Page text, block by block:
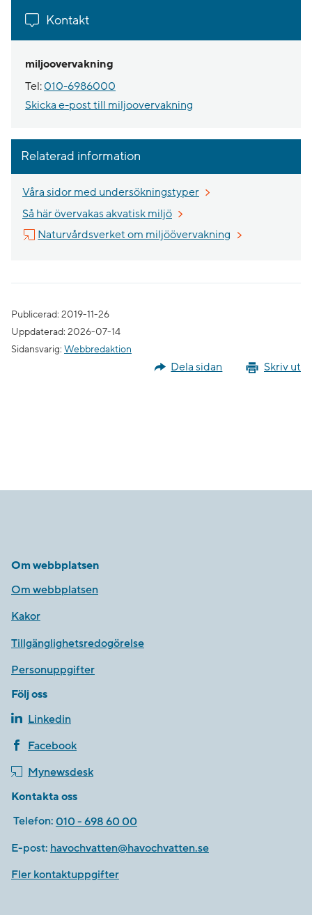
Kontakt
miljoovervakning
Tel: 010-6986000
Skicka e-post till miljoovervakning
Relaterad information
Våra sidor med undersökningstyper
Så här övervakas akvatisk miljö
Naturvårdsverket om miljöövervakning Länk till annan
Publicerad: 2019-11-26
Uppdaterad: 2026-07-14
Sidansvarig: Webbredaktion
Skriv ut
Dela sidan
Om webbplatsen
Om webbplatsen
Kakor
Tillgänglighetsredogörelse
Personuppgifter
Följ oss
Linkedin
Facebook
Mynewsdesk
Kontakta oss
Telefon: 010 - 698 60 00
E-post: havochvatten@havochvatten.se
Fler kontaktuppgifter